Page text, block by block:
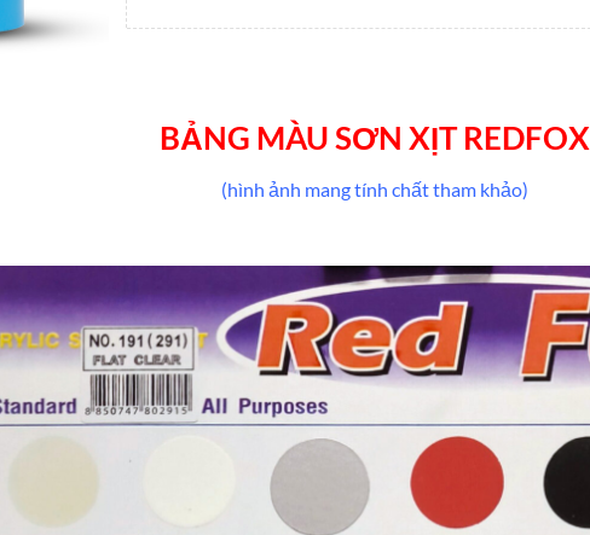
BẢNG MÀU SƠN XỊT REDFOX
(hình ảnh mang tính chất tham khảo)